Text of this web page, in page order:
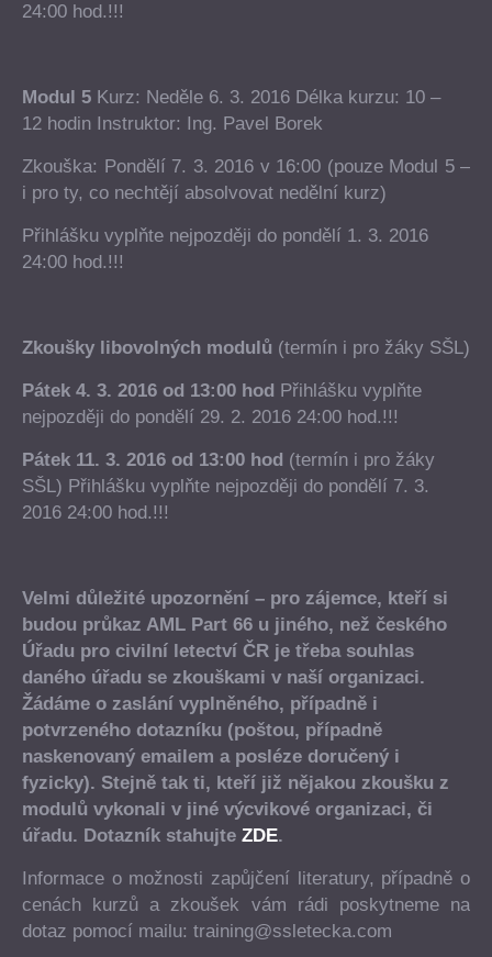
24:00 hod.!!!
Modul 5 Kurz: Neděle 6. 3. 2016 Délka kurzu: 10 –
12 hodin Instruktor: Ing. Pavel Borek
Zkouška: Pondělí 7. 3. 2016 v 16:00 (pouze Modul 5 –
i pro ty, co nechtějí absolvovat nedělní kurz)
Přihlášku vyplňte nejpozději do pondělí 1. 3. 2016
24:00 hod.!!!
Zkoušky libovolných modulů (termín i pro žáky SŠL)
Pátek 4. 3. 2016 od 13:00 hod Přihlášku vyplňte
nejpozději do pondělí 29. 2. 2016 24:00 hod.!!!
Pátek 11. 3. 2016 od 13:00 hod (termín i pro žáky
SŠL) Přihlášku vyplňte nejpozději do pondělí 7. 3.
2016 24:00 hod.!!!
Velmi důležité upozornění – pro zájemce, kteří si
budou průkaz AML Part 66 u jiného, než českého
Úřadu pro civilní letectví ČR je třeba souhlas
daného úřadu se zkouškami v naší organizaci.
Žádáme o zaslání vyplněného, případně i
potvrzeného dotazníku (poštou, případně
naskenovaný emailem a posléze doručený i
fyzicky). Stejně tak ti, kteří již nějakou zkoušku z
modulů vykonali v jiné výcvikové organizaci, či
úřadu. Dotazník stahujte ZDE.
Informace o možnosti zapůjčení literatury, případně o
cenách kurzů a zkoušek vám rádi poskytneme na
dotaz pomocí mailu: training@ssletecka.com